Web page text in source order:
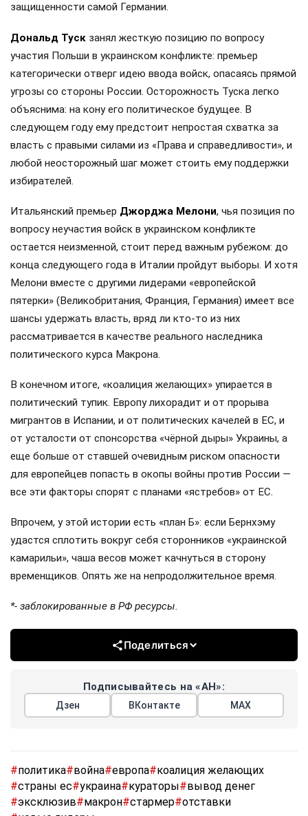
защищенности самой Германии.
Дональд Туск занял жесткую позицию по вопросу
участия Польши в украинском конфликте: премьер
категорически отверг идею ввода войск, опасаясь прямой
угрозы со стороны России. Осторожность Туска легко
объяснима: на кону его политическое будущее. В
следующем году ему предстоит непростая схватка за
власть с правыми силами из «Права и справедливости», и
любой неосторожный шаг может стоить ему поддержки
избирателей.
Итальянский премьер Джорджа Мелони, чья позиция по
вопросу неучастия войск в украинском конфликте
остается неизменной, стоит перед важным рубежом: до
конца следующего года в Италии пройдут выборы. И хотя
Мелони вместе с другими лидерами «европейской
пятерки» (Великобритания, Франция, Германия) имеет все
шансы удержать власть, вряд ли кто-то из них
рассматривается в качестве реального наследника
политического курса Макрона.
В конечном итоге, «коалиция желающих» упирается в
политический тупик. Европу лихорадит и от прорыва
мигрантов в Испании, и от политических качелей в ЕС, и
от усталости от спонсорства «чёрной дыры» Украины, а
еще больше от ставшей очевидным риском опасности
для европейцев попасть в окопы войны против России —
все эти факторы спорят с планами «ястребов» от ЕС.
Впрочем, у этой истории есть «план Б»: если Бернхэму
удастся сплотить вокруг себя сторонников «украинской
камарильи», чаша весов может качнуться в сторону
временщиков. Опять же на непродолжительное время.
*- заблокированные в РФ ресурсы.
Поделиться
Подписывайтесь на «АН»:
Дзен ВКонтакте МАХ
#политика#война#европа#коалиция желающих
#страны ес#украина#кураторы#вывод денег
#эксклюзив#макрон#стармер#отставки